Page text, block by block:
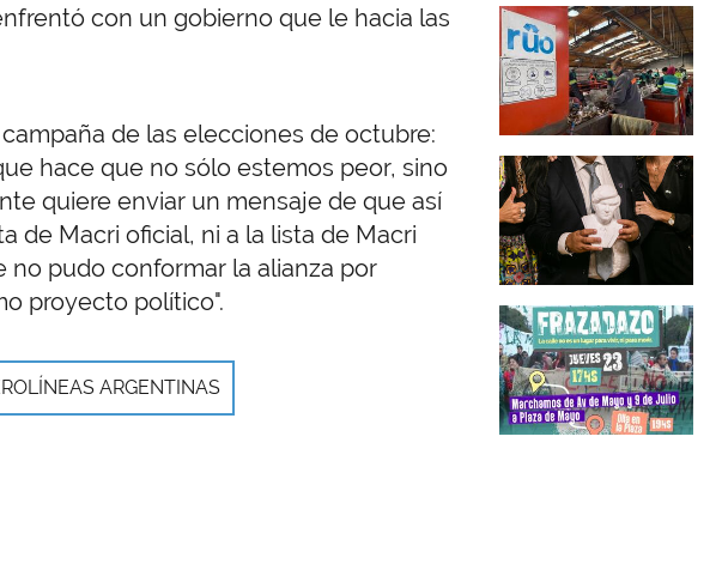
con un gobierno que le hacia las
de las elecciones de octubre:
hace que no sólo estemos peor, sino
quiere enviar un mensaje de que así
de Macri oficial, ni a la lista de Macri
no pudo conformar la alianza por
proyecto político".
ARGENTINAS
Imagen
Imagen
Imagen